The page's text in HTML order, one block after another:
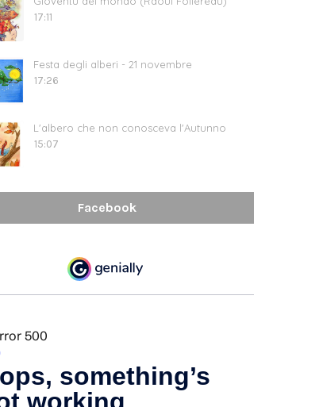
17:11
Festa degli alberi - 21 novembre
17:26
L'albero che non conosceva l'Autunno
15:07
Facebook